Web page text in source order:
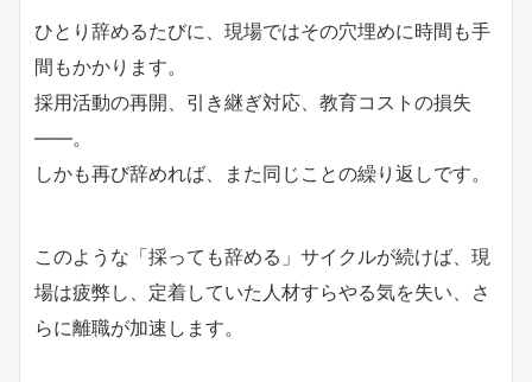
ひとり辞めるたびに、現場ではその穴埋めに時間も手
間もかかります。
採用活動の再開、引き継ぎ対応、教育コストの損失
——。
しかも再び辞めれば、また同じことの繰り返しです。
このような「採っても辞める」サイクルが続けば、現
場は疲弊し、定着していた人材すらやる気を失い、さ
らに離職が加速します。